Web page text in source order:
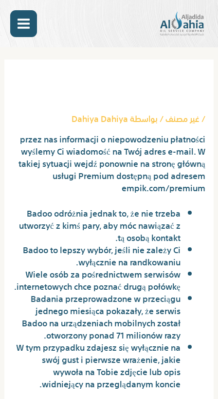
المحتوى
/غير مصنف/ بواسطةDahiya Dahiya
przez nas informacji o niepowodzeniu płatności
wyślemy Ci wiadomość na Twój adres e-mail. W
takiej sytuacji wejdź ponownie na stronę główną
usługi Premium dostępną pod adresem
empik.com/premium
Badoo odróżnia jednak to, że nie trzeba
utworzyć z kimś pary, aby móc nawiązać z
tą osobą kontakt.
Badoo to lepszy wybór, jeśli nie zależy Ci
wyłącznie na randkowaniu.
Wiele osób za pośrednictwem serwisów
internetowych chce poznać drugą połówkę.
Badania przeprowadzone w przeciągu
jednego miesiąca pokazały, że serwis
Badoo na urządzeniach mobilnych został
otworzony ponad 71 milionów razy.
W tym przypadku zdajesz się wyłącznie na
swój gust i pierwsze wrażenie, jakie
wywoła na Tobie zdjęcie lub opis
widniejący na przeglądanym koncie.